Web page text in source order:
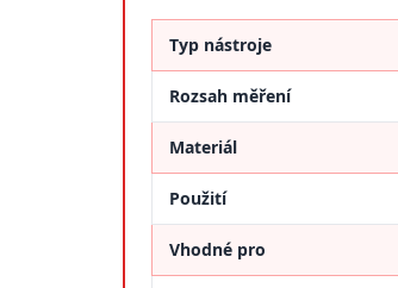
Typ nástroje
Rozsah měření
Materiál
Použití
Vhodné pro